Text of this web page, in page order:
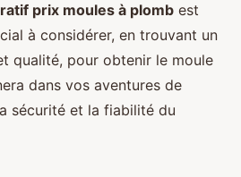
prix moules à plomb est
à considérer, en trouvant un
qualité, pour obtenir le moule
dans vos aventures de
sécurité et la fiabilité du